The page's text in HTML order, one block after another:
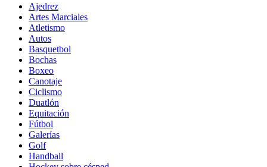
Ajedrez
Artes Marciales
Atletismo
Autos
Basquetbol
Bochas
Boxeo
Canotaje
Ciclismo
Duatlón
Equitación
Fútbol
Galerías
Golf
Handball